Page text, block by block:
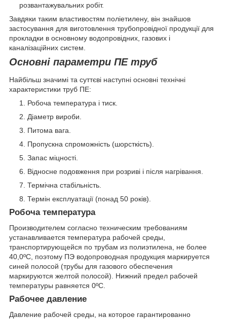
розвантажувальних робіт.
Завдяки таким властивостям поліетилену, він знайшов
застосування для виготовлення трубопровідної продукції для
прокладки в основному водопровідних, газових і
каналізаційних систем.
Основні параметри ПЕ труб
Найбільш значимі та суттєві наступні основні технічні
характеристики труб ПЕ:
Робоча температура і тиск.
Діаметр вироби.
Питома вага.
Пропускна спроможність (шорсткість).
Запас міцності.
Відносне подовження при розриві і після нагрівання.
Термічна стабільність.
Термін експлуатації (понад 50 років).
Робоча температура
Производителем согласно техническим требованиям
устанавливается температура рабочей среды,
транспортирующейся по трубам из полиэтилена, не более
40,0ºС, поэтому ПЭ водопроводная продукция маркируется
синей полосой (трубы для газового обеспечения
маркируются желтой полосой). Нижний предел рабочей
температуры равняется 0ºС.
Рабочее давление
Давление рабочей среды, на которое гарантированно